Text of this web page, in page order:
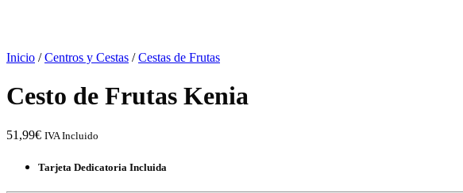
Inicio / Centros y Cestas / Cestas de Frutas
Cesto de Frutas Kenia
51,99€ IVA Incluido
Tarjeta Dedicatoria Incluida